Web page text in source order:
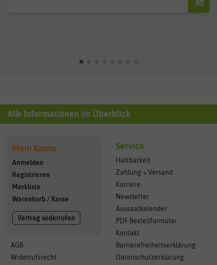
Alle Informationen im Überblick
Mein Konto
Anmelden
Registrieren
Merkliste
Warenkorb / Kasse
Vertrag widerrufen
AGB
Widerrufsrecht
Service
Haltbarkeit
Zahlung + Versand
Karriere
Newsletter
Aussaatkalender
PDF Bestellformular
Kontakt
Barrierefreiheitserklärung
Datenschutzerklärung